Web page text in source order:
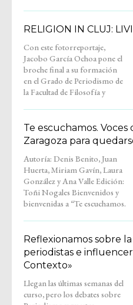
RELIGION IN CLUJ:
Con este fotorreportaje,
Jacobo García Ochoa pone el
broche final a su formación
en el Grado de Periodismo de
la Facultad de Filosofía y
Letras y cierra también su
etapa como colaborador de
Entremedios. Su trabajo nos
Te escuchamos.
Zaragoza para
Autoría: Denis Benito, Juan
Huerta, Miriam Gavín, Laura
González y Ana Valle Edición:
Toñi Nogales Bienvenidos y
bienvenidas a “Te escuchamos.
Voces de quienes llegaron a
Zaragoza para quedarse”. Un
espacio tranquilo, hecho para
escuchar sin prisas y
Reflexionamos sobre
periodistas e
Contexto»
Llegan las últimas semanas del
curso, pero los debates sobre
nuestro propio podcast de
#Entremedios. Laura Jiménez,